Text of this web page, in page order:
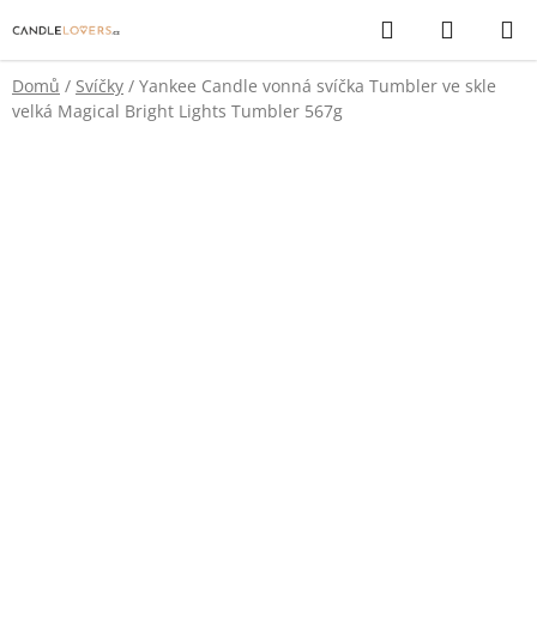
na
obsah
Hledat
KOŠÍK
Domů / Svíčky / Yankee Candle vonná svíčka Tumbler ve skle
velká Magical Bright Lights Tumbler 567g